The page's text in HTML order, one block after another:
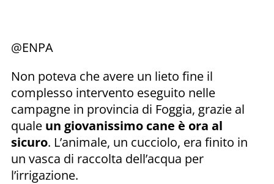
@ENPA
Non poteva che avere un lieto fine il
complesso intervento eseguito nelle
campagne in provincia di Foggia, grazie al
quale un giovanissimo cane è ora al
sicuro. L’animale, un cucciolo, era finito in
un vasca di raccolta dell’acqua per
l’irrigazione.